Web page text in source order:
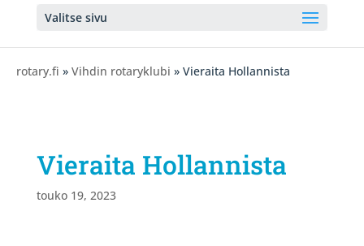
Valitse sivu
rotary.fi » Vihdin rotaryklubi » Vieraita Hollannista
Vieraita Hollannista
touko 19, 2023